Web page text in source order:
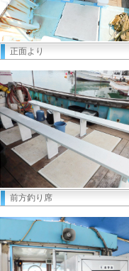
正面より
前方釣り席